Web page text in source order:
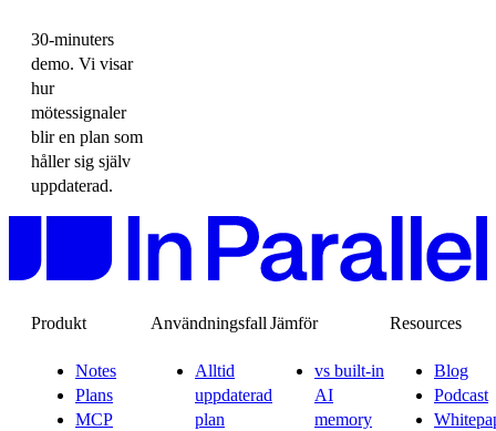
30-minuters
demo. Vi visar
hur
mötessignaler
blir en plan som
håller sig själv
uppdaterad.
Produkt
Notes
Plans
MCP
Användningsfall
Alltid
uppdaterad
plan
Jämför
vs built-in
AI
memory
Resources
Blog
Podcast